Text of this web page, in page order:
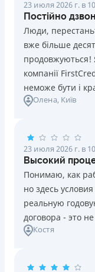
23 июля 2026 г. в
Постійно
Люди,
вже більше
продовжуються!
компанії
неможе бути і
Олена, Київ
23 июля 2026 г. в
Высокий
Понимаю, как
но здесь
реальную
договора - это
Костя